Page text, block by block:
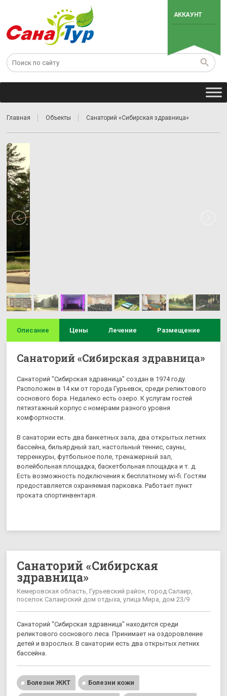
АККАУНТ
Главная Объекты Санаторий «Сибирская здравница»
Описание Цены Лечение Размещение
Санаторий «Сибирская здравница»
Санаторий "Сибирская здравница" создан в 1974 году.
Расположен в 14 км от города Гурьевск, среди реликтового
соснового бора. Недалеко есть озеро. К услугам гостей
пятиэтажный корпус с номерами разного уровня
комфортности.
В санатории есть два банкетных зала, два открытых летних
бассейна, бильярдный зал, настольный теннис, сауны,
терренкуры, футбольное поле, тренажерный зал,
волейбольная площадка, баскетбольная площадка и т. д.
Есть возможность подключения к бесплатному wi-fi. Гостям
предоставляется охраняемая парковка. Работает пункт
проката спортинвентаря.
Санаторий «Сибирская
здравница»
Кемеровская область, Гурьевский район, город Салаир,
поселок Салаирский дом отдыха, улица Мира, дом 23/9
Санаторий "Сибирская здравница" находится среди
реликтового соснового леса. Принимает на оздоровление
детей и взрослых. В санатории есть два открытых летних
бассейна.
Болезни ЖКТ Болезни кожи